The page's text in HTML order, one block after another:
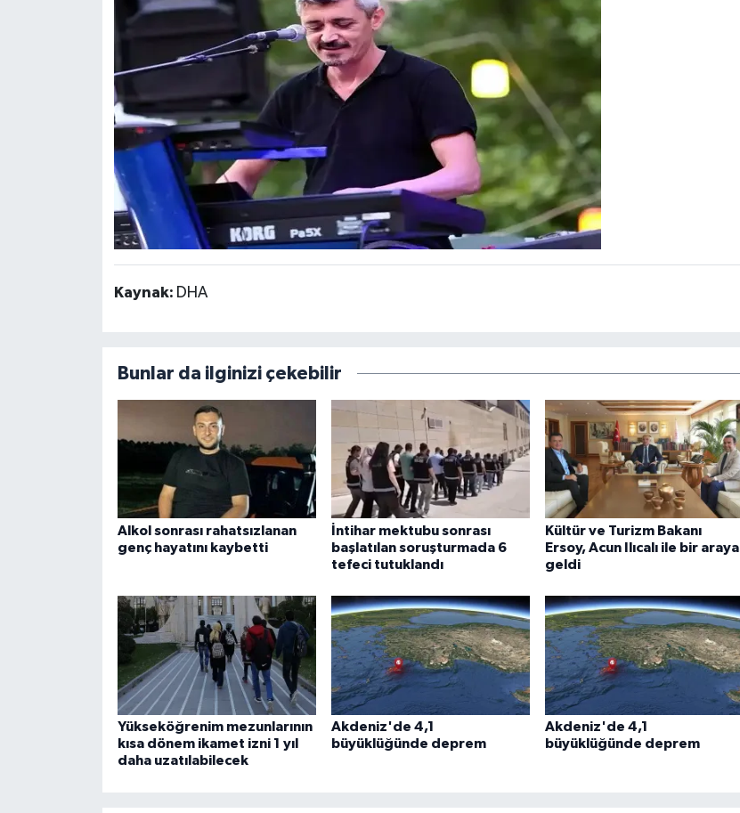
Kaynak: DHA
Bunlar da ilginizi çekebilir
Alkol sonrası rahatsızlanan
genç hayatını kaybetti
İntihar mektubu sonrası
başlatılan soruşturmada 6
tefeci tutuklandı
Kültür ve Turizm Bakanı
Ersoy, Acun Ilıcalı ile bir araya
geldi
Yükseköğrenim mezunlarının
kısa dönem ikamet izni 1 yıl
daha uzatılabilecek
Akdeniz'de 4,1
büyüklüğünde deprem
Akdeniz'de 4,1
büyüklüğünde deprem